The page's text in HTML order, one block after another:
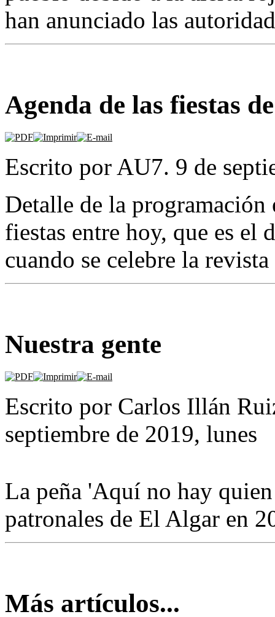
han anunciado las
Agenda de las fiestas
Escrito por AU7. 9 de
Detalle de la
fiestas entre hoy, que es
cuando se celebre la
Nuestra gente
Escrito por Carlos Illán
septiembre de 2019, lunes
La peña 'Aquí no hay
patronales de El Algar en
Más artículos...